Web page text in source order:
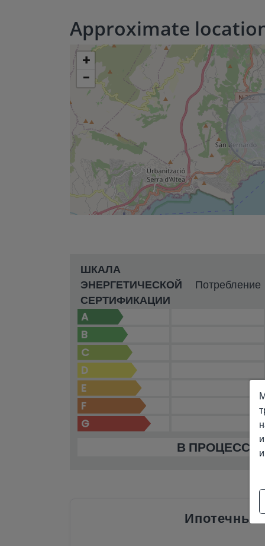
Approximate
+
−
ШКАЛА
ЭНЕРГЕТИЧЕСКОЙ
СЕРТИФИКАЦИИ
Потребление
A
B
C
D
E
F
G
В ПРОЦЕССЕ